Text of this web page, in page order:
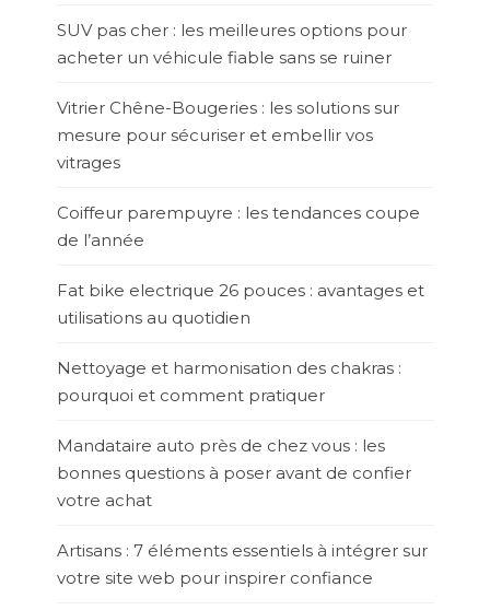
SUV pas cher : les meilleures options pour
acheter un véhicule fiable sans se ruiner
Vitrier Chêne-Bougeries : les solutions sur
mesure pour sécuriser et embellir vos
vitrages
Coiffeur parempuyre : les tendances coupe
de l’année
Fat bike electrique 26 pouces : avantages et
utilisations au quotidien
Nettoyage et harmonisation des chakras :
pourquoi et comment pratiquer
Mandataire auto près de chez vous : les
bonnes questions à poser avant de confier
votre achat
Artisans : 7 éléments essentiels à intégrer sur
votre site web pour inspirer confiance